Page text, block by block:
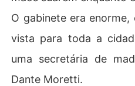
O gabinete era enorme,
vista para toda a
uma secretária de
Dante Moretti.